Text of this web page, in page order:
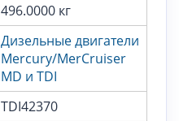
496.0000 кг
Дизельные двигатели
Mercury/MerCruiser
MD и TDI
TDI42370